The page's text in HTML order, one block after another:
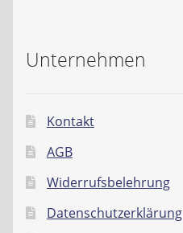
Unternehmen
Kontakt
AGB
Widerrufsbelehrung
Datenschutzerklärung